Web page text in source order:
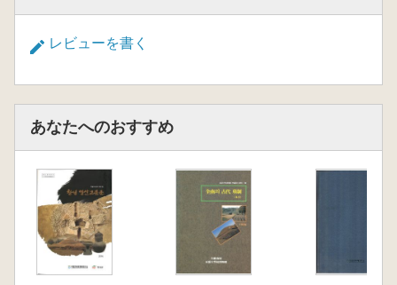
レビューを書く
あなたへのおすすめ